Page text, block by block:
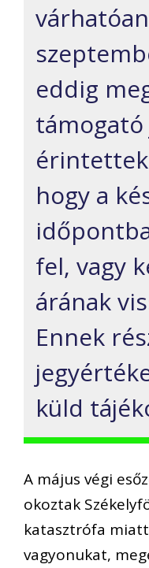
várhatóan
eddig
támogató
hogy a
fel, vagy
árának
Ennek
küld
A május végi
okoztak
katasztrófa
vagyonukat,